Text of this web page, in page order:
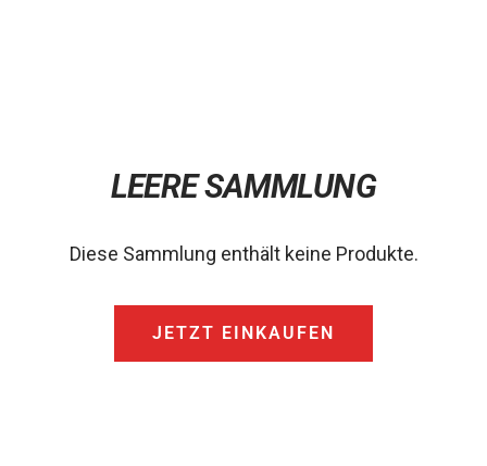
LEERE SAMMLUNG
Diese Sammlung enthält keine Produkte.
JETZT EINKAUFEN